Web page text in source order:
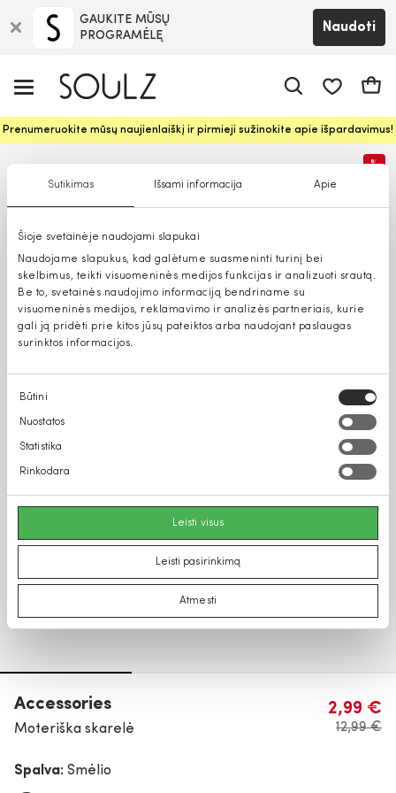
Sutikimas Išsami informacija Apie
Šioje svetainėje naudojami slapukai
Naudojame slapukus, kad galėtume suasmeninti turinį bei
skelbimus, teikti visuomeninės medijos funkcijas ir analizuoti srautą.
Be to, svetainės naudojimo informaciją bendriname su
visuomeninės medijos, reklamavimo ir analizės partneriais, kurie
gali ją pridėti prie kitos jūsų pateiktos arba naudojant paslaugas
surinktos informacijos.
Sutikimo
pasirinkimas
Būtini
Nuostatos
Statistika
Rinkodara
Leisti visus
Leisti pasirinkimą
Atmesti
GAUKITE MŪSŲ
PROGRAMĖLĘ
Naudoti
Prenumeruokite mūsų naujienlaiškį ir pirmieji sužinokite apie išpardavimus!
%
Accessories
Moteriška skarelė
2,99 €
12,99 €
Spalva: Smėlio